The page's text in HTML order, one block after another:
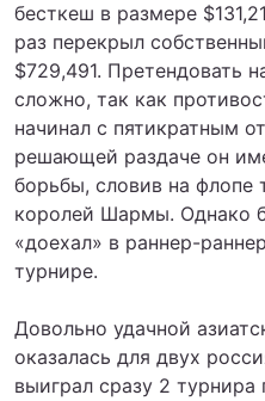
бесткеш в размере
раз перекрыл
$729,491. Претендовать
сложно, так как
начинал с пятикратным
решающей раздаче он
борьбы, словив на флопе
королей Шармы. Однако
«доехал» в раннер-
турнире.
Довольно удачной
оказалась для двух
выиграл сразу 2